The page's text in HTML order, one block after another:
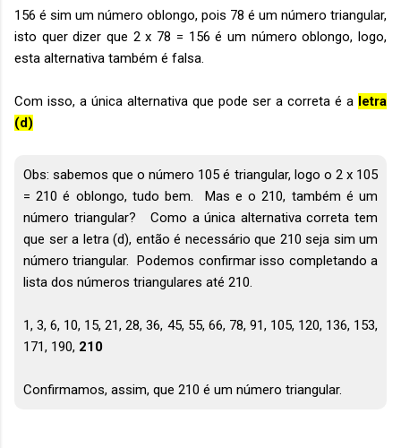
156 é sim um número oblongo, pois 78 é um número triangular,
isto quer dizer que 2 x 78 = 156 é um número oblongo, logo,
esta alternativa também é falsa.
Com isso, a única alternativa que pode ser a correta é a letra
(d)
Obs: sabemos que o número 105 é triangular, logo o 2 x 105
= 210 é oblongo, tudo bem. Mas e o 210, também é um
número triangular? Como a única alternativa correta tem
que ser a letra (d), então é necessário que 210 seja sim um
número triangular. Podemos confirmar isso completando a
lista dos números triangulares até 210.
1, 3, 6, 10, 15, 21, 28, 36, 45, 55, 66, 78, 91, 105, 120, 136, 153,
171, 190, 210
Confirmamos, assim, que 210 é um número triangular.